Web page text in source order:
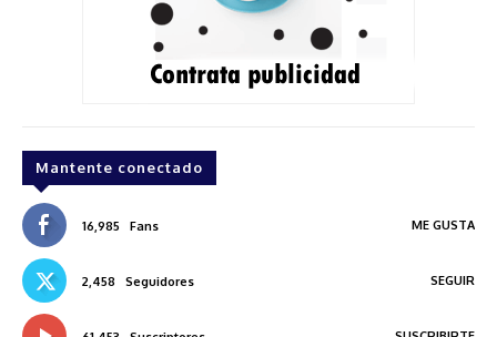
Mantente conectado
16,985 Fans ME GUSTA
2,458 Seguidores SEGUIR